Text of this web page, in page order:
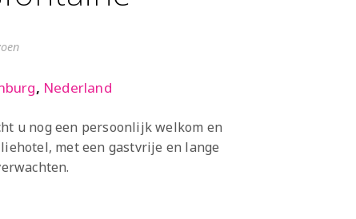
, Nederland
u nog een persoonlijk welkom en
met een gastvrije en lange